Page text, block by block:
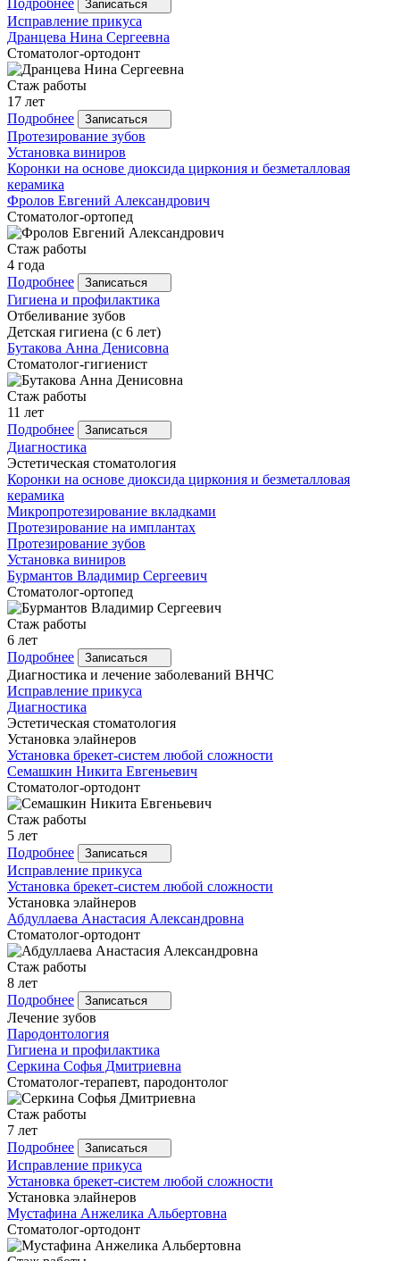
Записаться
Исправление прикуса
Дранцева Нина Сергеевна
Стоматолог-ортодонт
Стаж работы
17 лет
Подробнее
Записаться
Протезирование зубов
Установка виниров
Коронки на основе диоксида циркония и безметалловая
керамика
Фролов Евгений Александрович
Стоматолог-ортопед
Стаж работы
4 года
Подробнее
Записаться
Гигиена и профилактика
Отбеливание зубов
Детская гигиена (с 6 лет)
Бутакова Анна Денисовна
Стоматолог-гигиенист
Стаж работы
11 лет
Подробнее
Записаться
Диагностика
Эстетическая стоматология
Коронки на основе диоксида циркония и безметалловая
керамика
Микропротезирование вкладками
Протезирование на имплантах
Протезирование зубов
Установка виниров
Бурмантов Владимир Сергеевич
Стоматолог-ортопед
Стаж работы
6 лет
Подробнее
Записаться
Диагностика и лечение заболеваний ВНЧС
Исправление прикуса
Диагностика
Эстетическая стоматология
Установка элайнеров
Установка брекет-систем любой сложности
Семашкин Никита Евгеньевич
Стоматолог-ортодонт
Стаж работы
5 лет
Подробнее
Записаться
Исправление прикуса
Установка брекет-систем любой сложности
Установка элайнеров
Абдуллаева Анастасия Александровна
Стоматолог-ортодонт
Стаж работы
8 лет
Подробнее
Записаться
Лечение зубов
Пародонтология
Гигиена и профилактика
Серкина Софья Дмитриевна
Стоматолог-терапевт, пародонтолог
Стаж работы
7 лет
Подробнее
Записаться
Исправление прикуса
Установка брекет-систем любой сложности
Установка элайнеров
Мустафина Анжелика Альбертовна
Стоматолог-ортодонт